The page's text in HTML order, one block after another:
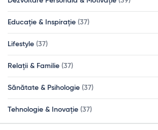
Educație & Inspirație (37)
Lifestyle (37)
Relații & Familie (37)
Sănătate & Psihologie (37)
Tehnologie & Inovație (37)